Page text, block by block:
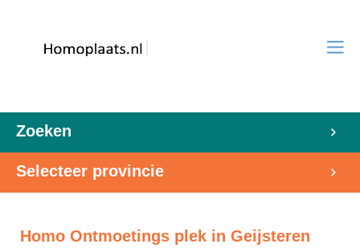
Zoeken
Selecteer provincie
Homo Ontmoetings plek in Geijsteren